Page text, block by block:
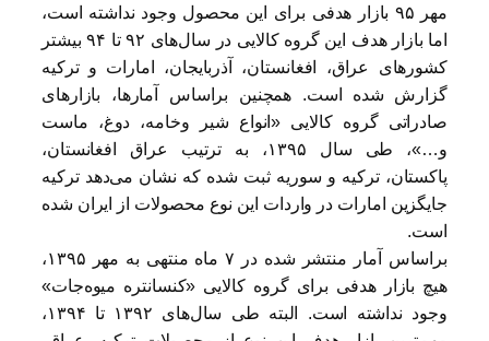
مهر ۹۵ بازار هدفی برای این محصول وجود نداشته است،
اما بازار هدف این گروه کالایی در سال‌های ۹۲ تا ۹۴ بیشتر
کشورهای عراق، افغانستان، آذربایجان، امارات و ترکیه
گزارش شده است. همچنین براساس آمارها، بازارهای
صادراتی گروه کالایی «انواع شیر وخامه، دوغ، ماست
و…»، طی سال ۱۳۹۵، به ترتیب عراق افغانستان،
پاکستان، ترکیه و سوریه ثبت شده که نشان می‌دهد ترکیه
جایگزین امارات در واردات این نوع محصولات از ایران شده
است.
براساس آمار منتشر شده در ۷ ماه منتهی به مهر ۱۳۹۵،
هیچ بازار هدفی برای گروه کالایی «کنسانتره میوه‌جات»
وجود نداشته است. البته طی سال‌های ۱۳۹۲ تا ۱۳۹۴،